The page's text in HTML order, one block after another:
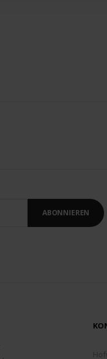
ABONNIEREN